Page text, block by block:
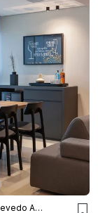
Paula Azevedo Arquitetura e Interiores